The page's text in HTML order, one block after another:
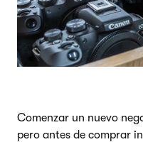
Comenzar un nuevo
pero antes de comprar